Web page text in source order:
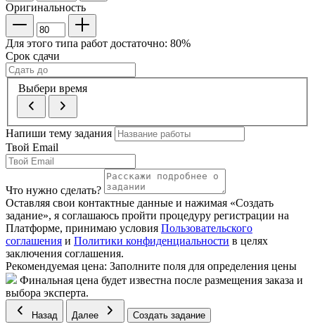
Оригинальность
Для этого типа работ достаточно: 80%
Срок сдачи
Выбери время
Напиши тему задания
Твой Email
Что нужно сделать?
Оставляя свои контактные данные и нажимая «Создать
задание», я соглашаюсь пройти процедуру регистрации на
Платформе, принимаю условия Пользовательского
соглашения и Политики конфиденциальности в целях
заключения соглашения.
Рекомендуемая цена: Заполните поля для определения цены
Финальная цена будет известна после размещения заказа и
выбора эксперта.
Назад Далее Создать задание